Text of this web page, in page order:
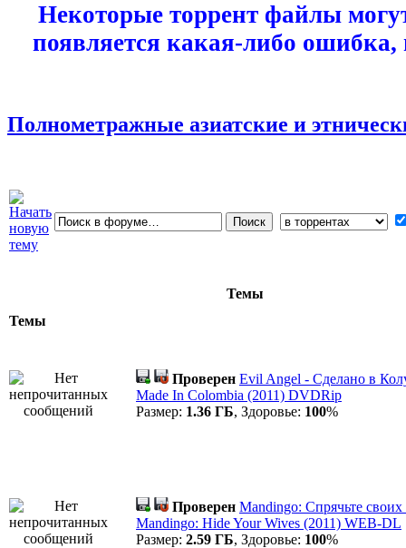
Некоторые торрент файлы
появляется какая-либо
Полнометражные азиатские и
Темы
Темы
Проверен Evil Angel - Сделано в
Made In Colombia (2011) DVDRip
Размер: 1.36 ГБ, Здоровье: 100%
Проверен Mandingo: Спрячьте
Mandingo: Hide Your Wives (2011) WEB-DL
Размер: 2.59 ГБ, Здоровье: 100%